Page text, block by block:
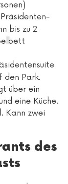
bis zu 2
den Park.
über ein
eine Küche.
Kann zwei
des